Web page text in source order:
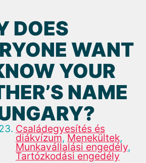
DOES
WANT
YOUR
NAME
Családegyesítés és
diákvízum, Menekültek,
Munkavállalási engedély,
Tartózkodási engedély